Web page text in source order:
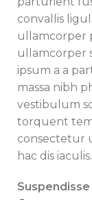
convallis
ullamcorper
ullamcorper
ipsum a a
massa nibh
vestibulum
torquent
consectetur
hac dis iaculis.